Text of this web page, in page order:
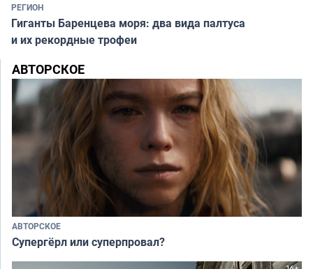
РЕГИОН
Гиганты Баренцева моря: два вида палтуса
и их рекордные трофеи
АВТОРСКОЕ
АВТОРСКОЕ
Супергёрл или суперпровал?